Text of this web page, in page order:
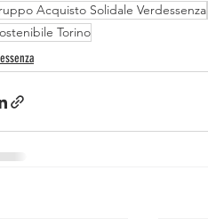
Acquisto Solidale Verdessenza
Torino